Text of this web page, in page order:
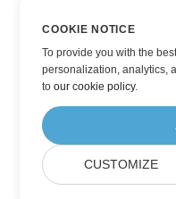
COOKIE NOTICE
To provide you with the
personalization, analytics,
toour cookie policy.
CUSTOMIZE